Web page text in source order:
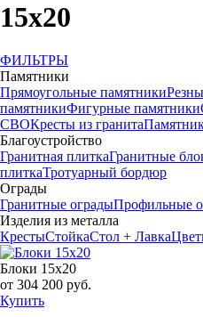
15х20
ФИЛЬТРЫ
Памятники
Прямоугольные памятники
памятникиФигурные памятники
СВОКресты из гранита
Благоустройство
Гранитная плиткаГранитные
плиткаТротуарный бордюр
Ограды
Гранитные оградыПрофильные
Изделия из металла
КрестыСтойкаСтол + Лавка
Блоки 15х20
от 304 200 руб.
Купить